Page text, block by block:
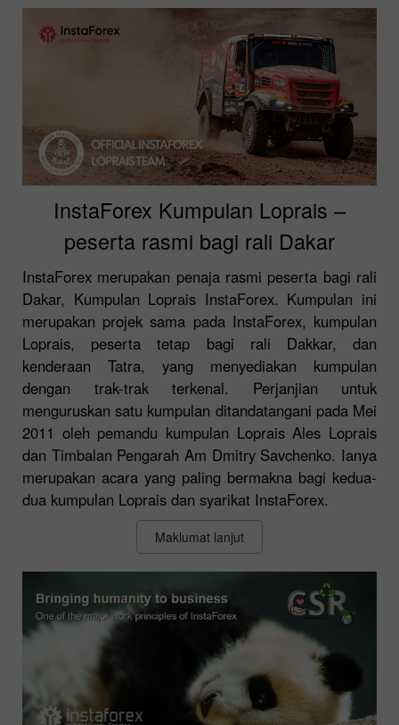
InstaForex Kumpulan Loprais –
peserta rasmi bagi rali Dakar
InstaForex merupakan penaja rasmi peserta bagi rali
Dakar, Kumpulan Loprais InstaForex. Kumpulan ini
merupakan projek sama pada InstaForex, kumpulan
Loprais, peserta tetap bagi rali Dakkar, dan
kenderaan Tatra, yang menyediakan kumpulan
dengan trak-trak terkenal. Perjanjian untuk
menguruskan satu kumpulan ditandatangani pada Mei
2011 oleh pemandu kumpulan Loprais Ales Loprais
dan Timbalan Pengarah Am Dmitry Savchenko. Ianya
merupakan acara yang paling bermakna bagi kedua-
dua kumpulan Loprais dan syarikat InstaForex.
Maklumat lanjut